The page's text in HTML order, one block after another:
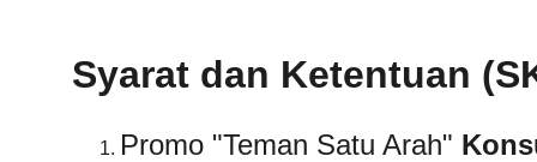
Syarat dan Ketentuan
Promo "Teman Satu Arah"